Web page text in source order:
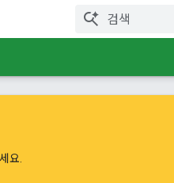
요.